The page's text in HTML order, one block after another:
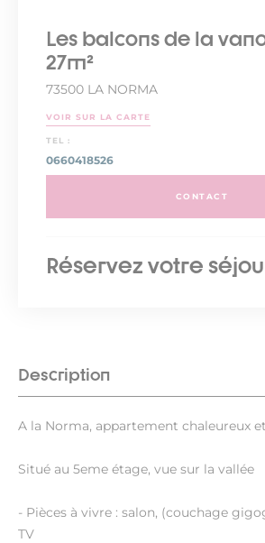
Description
A la Norma, appartement chaleureux
Situé au 5eme étage, vue sur la vallée
- Pièces à vivre : salon, (couchage
TV
Les balcons de la
27m²
73500 LA NORMA
VOIR SUR LA CARTE
TEL :
0660418526
CONTACT
Réservez votre